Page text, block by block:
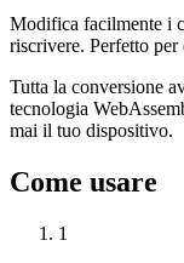
Modifica facilmente i
riscrivere. Perfetto
Tutta la conversione
tecnologia
mai il tuo dispositivo.
Come usare
1